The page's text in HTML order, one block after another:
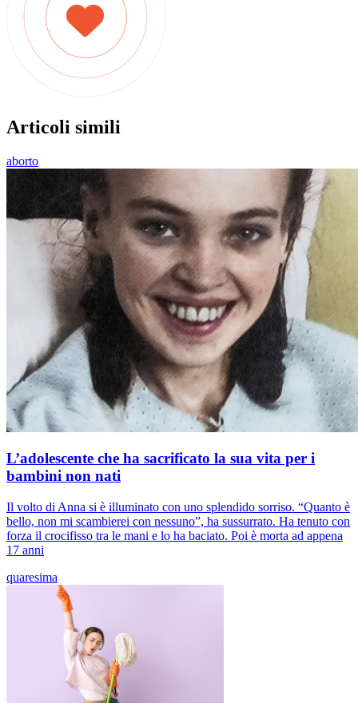
Articoli simili
aborto
L’adolescente che ha sacrificato la sua vita per i
bambini non nati
Il volto di Anna si è illuminato con uno splendido sorriso. “Quanto è
bello, non mi scambierei con nessuno”, ha sussurrato. Ha tenuto con
forza il crocifisso tra le mani e lo ha baciato. Poi è morta ad appena
17 anni
quaresima